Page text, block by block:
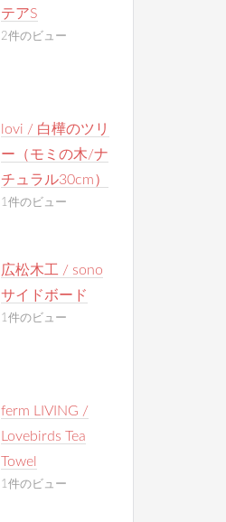
テアS
2件のビュー
lovi / 白樺のツリ
ー（モミの木/ナ
チュラル30cm）
1件のビュー
広松木工 / sono
サイドボード
1件のビュー
ferm LIVING /
Lovebirds Tea
Towel
1件のビュー